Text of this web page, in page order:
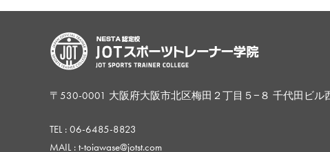
〒530-0001 大阪府大阪市北区梅田２丁目５−８ 千代田ビル
TEL : 06-6485-8823
MAIL : t-toiawase@jotst.com